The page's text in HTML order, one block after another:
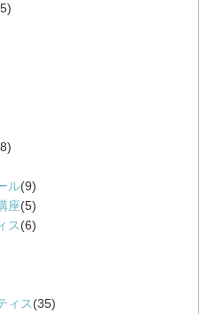
ル(9)
座(5)
ス(6)
ィス(35)